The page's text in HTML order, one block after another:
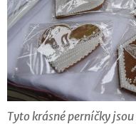
Tyto krásné perníčky